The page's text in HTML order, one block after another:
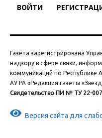
ВОЙТИ
Газета зарегистрирована
надзору в сфере связи,
коммуникаций по Республике
АУ РА «Редакция газеты
Свидетельство ПИ № ТУ 22-
Версия сайта для